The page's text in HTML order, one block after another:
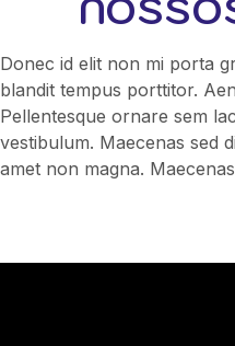
Donec id elit non mi porta
blandit tempus porttitor.
Pellentesque ornare sem
vestibulum. Maecenas sed
amet non magna.